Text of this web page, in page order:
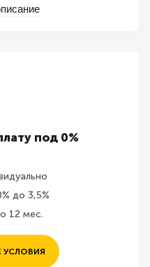
под 0%
до 3,5%
12 мес.